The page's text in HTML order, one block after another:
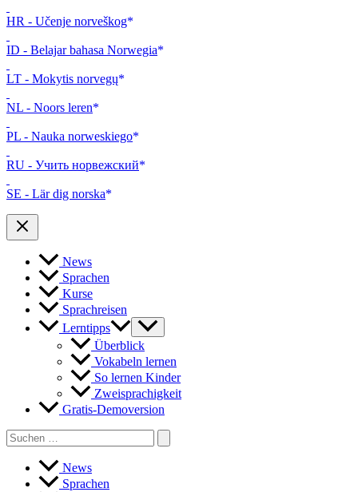
HR - Učenje norveškog
ID - Belajar bahasa Norwegia
LT - Mokytis norvegų
NL - Noors leren
PL - Nauka norweskiego
RU - Учить норвежский
SE - Lär dig norska
News
Sprachen
Kurse
Sprachreisen
Lerntipps
Überblick
Vokabeln lernen
So lernen Kinder
Zweisprachigkeit
Gratis-Demoversion
Search
for:
News
Sprachen